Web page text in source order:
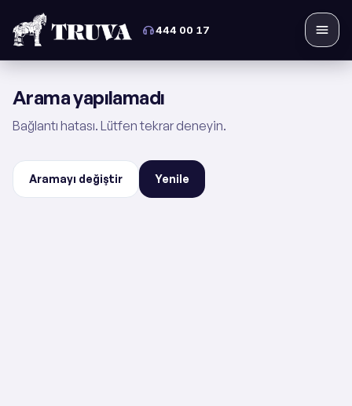
444 00 17
Arama yapılamadı
Bağlantı hatası. Lütfen tekrar deneyin.
Aramayı değiştir Yenile